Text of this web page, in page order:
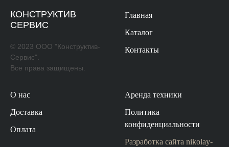
КОНСТРУКТИВ
СЕРВИС
© 2023 ООО "Конструктив-
Сервис".
Все права защищены.
Главная
Каталог
Контакты
О нас
Доставка
Оплата
Аренда техники
Политика
конфиденциальности
Разработка сайта nikolay-